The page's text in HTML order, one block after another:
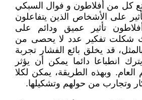
كل من أفلاطون و فوال السبكي
على الأشخاص الذين يتفاعلون
تأثير عميق ودائم على
شكلت تفكير عدد لا يحصى من
قد يخلق بائع الفشار تجربة
يترك انطباعا دائما يمكن أن يؤثر
وبهذه الطريقة، يمكن لكلا
وتجارب من حولهم وتشكيلها.